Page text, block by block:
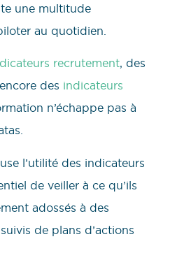
une multitude
au quotidien.
recrutement, des
des indicateurs
n’échappe pas à
l’utilité des indicateurs
de veiller à ce qu’ils
adossés à des
de plans d’actions